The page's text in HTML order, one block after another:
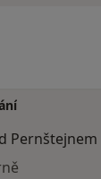
Pernštejnem